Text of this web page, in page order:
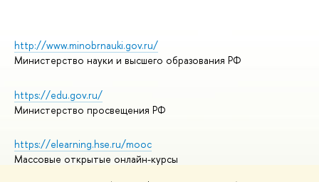
http://www.minobrnauki.gov.ru/
Министерство науки и высшего образования РФ
https://edu.gov.ru/
Министерство просвещения РФ
https://elearning.hse.ru/mooc
Массовые открытые онлайн-курсы